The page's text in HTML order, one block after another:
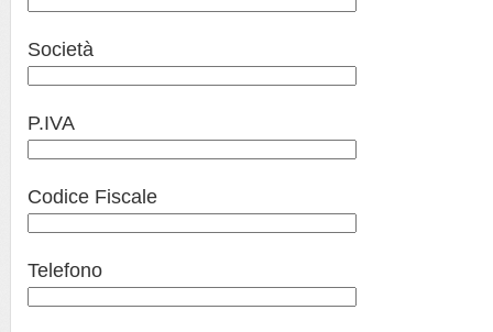
Società
P.IVA
Codice Fiscale
Telefono